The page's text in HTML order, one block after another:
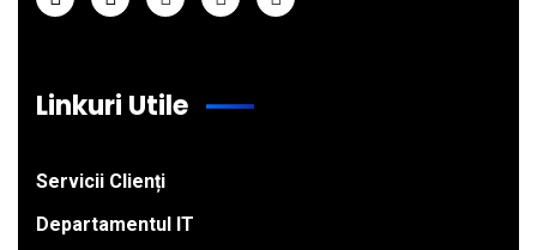
Linkuri Utile
Servicii Clienți
Departamentul IT